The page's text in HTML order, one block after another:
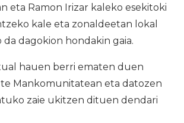
eta Ramon Irizar kaleko esekitoki
kale eta zonaldeetan lokal
da dagokion hondakin gaia.
hauen berri ematen duen
Mankomunitatean eta datozen
zaie ukitzen dituen dendari